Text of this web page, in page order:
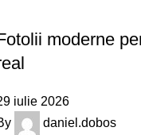
moderne
iulie 2026
daniel.dobos